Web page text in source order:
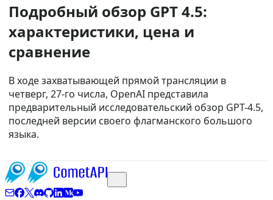
Подробный обзор GPT 4.5:
характеристики, цена и
сравнение
В ходе захватывающей прямой трансляции в
четверг, 27-го числа, OpenAI представила
предварительный исследовательский обзор GPT-4.5,
последней версии своего флагманского большого
языка.